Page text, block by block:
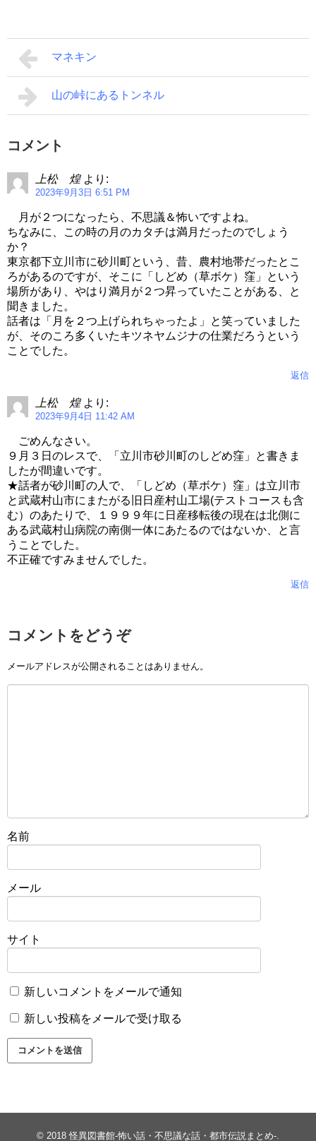
マネキン
山の峠にあるトンネル
コメント
上松 煌 より:
2023年9月3日 6:51 PM
月が２つになったら、不思議＆怖いですよね。
ちなみに、この時の月のカタチは満月だったのでしょう
か？
東京都下立川市に砂川町という、昔、農村地帯だったとこ
ろがあるのですが、そこに「しどめ（草ボケ）窪」という
場所があり、やはり満月が２つ昇っていたことがある、と
聞きました。
話者は「月を２つ上げられちゃったよ」と笑っていました
が、そのころ多くいたキツネヤムジナの仕業だろうという
ことでした。
返信
上松 煌 より:
2023年9月4日 11:42 AM
ごめんなさい。
９月３日のレスで、「立川市砂川町のしどめ窪」と書きま
したが間違いです。
★話者が砂川町の人で、「しどめ（草ボケ）窪」は立川市
と武蔵村山市にまたがる旧日産村山工場(テストコースも含
む）のあたりで、１９９９年に日産移転後の現在は北側に
ある武蔵村山病院の南側一体にあたるのではないか、と言
うことでした。
不正確ですみませんでした。
返信
コメントをどうぞ
メールアドレスが公開されることはありません。
名前
メール
サイト
新しいコメントをメールで通知
新しい投稿をメールで受け取る
© 2018 怪異図書館-怖い話・不思議な話・都市伝説まとめ-.